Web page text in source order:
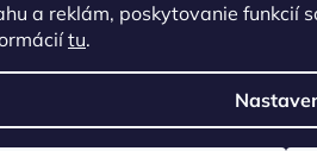
a reklám, poskytovanie funkcií
tu.